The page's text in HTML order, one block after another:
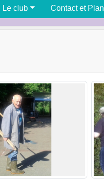
Le club Contact et Plan